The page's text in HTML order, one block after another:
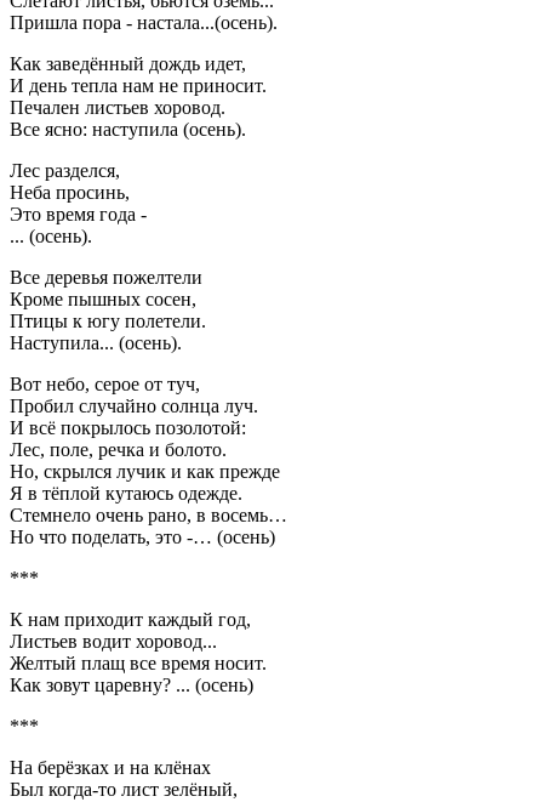
Пришла пора - настала...(осень).
Как заведённый дождь идет,
И день тепла нам не приносит.
Печален листьев хоровод.
Все ясно: наступила (осень).
Лес разделся,
Неба просинь,
Это время года -
... (осень).
Все деревья пожелтели
Кроме пышных сосен,
Птицы к югу полетели.
Наступила... (осень).
Вот небо, серое от туч,
Пробил случайно солнца луч.
И всё покрылось позолотой:
Лес, поле, речка и болото.
Но, скрылся лучик и как прежде
Я в тёплой кутаюсь одежде.
Стемнело очень рано, в восемь…
Но что поделать, это -… (осень)
***
К нам приходит каждый год,
Листьев водит хоровод...
Желтый плащ все время носит.
Как зовут царевну? ... (осень)
***
На берёзках и на клёнах
Был когда-то лист зелёный,